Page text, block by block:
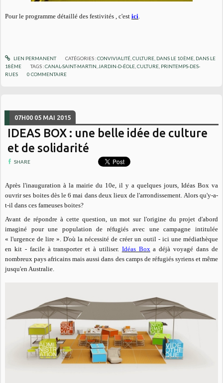
Pour le programme détaillé des festivités , c'estici
LIEN PERMANENT CATÉGORIES :CONVIVIALITÉ,CULTURE, DANS LE 10ÈME, DANS LE
18ÈME
TAGS :CANAL-SAINT-MARTIN,JARDIN-D-ÉOLE,CULTURE, PRINTEMPS-DES-
RUES
0 COMMENTAIRE
07H00 05 MAI 2015
IDEAS BOX : une belle idée de culture
et de solidarité
SHARE
Après l'inauguration à la mairie du 10e, il y a quelques jours, Idéas Box va
ouvrir ses boites dès le 6 mai dans deux lieux de l'arrondissement. Alors qu'y-a-
t-il dans ces fameuses boites?
Avant de répondre à cette question, un mot sur l'origine du projet d'abord
imaginé pour une population de réfugiés avec une campagne intitulée
« l'urgence de lire ». D'où la nécessité de créer un outil - ici une médiathèque
en kit - facile à transporter et à utiliser. Idéas Box a déjà voyagé dans de
nombreux pays africains mais aussi dans des camps de réfugiés syriens et même
jusqu'en Australie.